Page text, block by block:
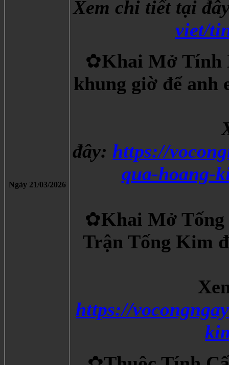
Ngày 21/03/2026
Xem chi tiết tại
viet/
✿Khai Mở Tính
khung giờ để anh
đây: https://
qua-hoang-
✿Khai Mở
Trận Tống Kim
https://